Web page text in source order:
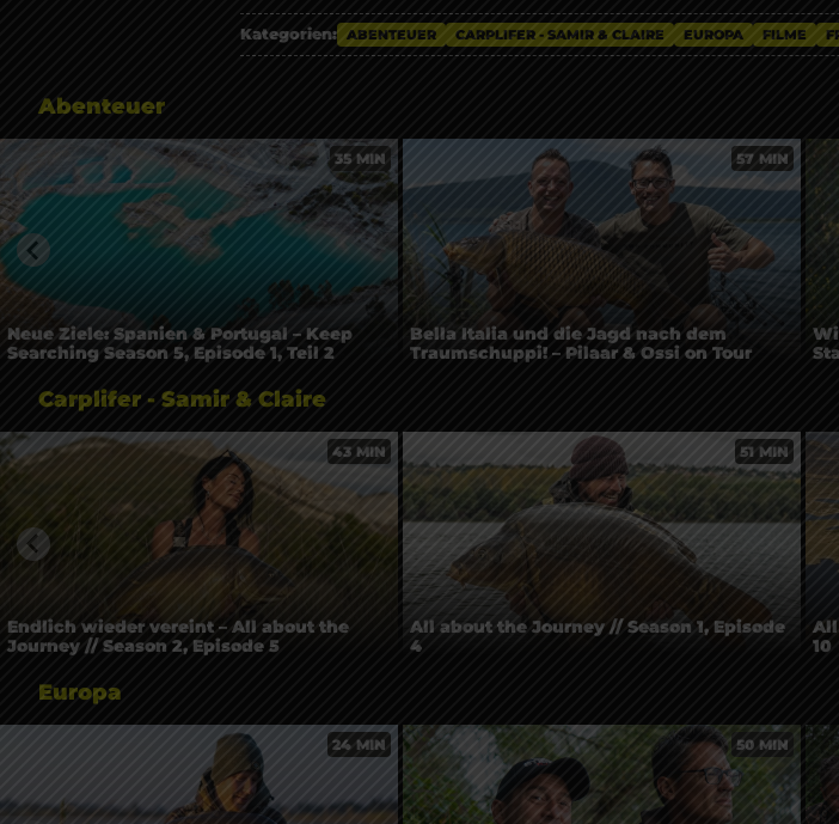
Kategorien: ABENTEUER CARPLIFER - SAMIR & CLAIRE EUROPA FILME
Abenteuer
35 MIN
Neue Ziele: Spanien & Portugal – Keep
Searching Season 5, Episode 1, Teil 2
57 MIN
Bella Italia und die Jagd nach dem
Traumschuppi! – Pilaar & Ossi on Tour
Carplifer - Samir & Claire
43 MIN
Endlich wieder vereint – All about the
Journey // Season 2, Episode 5
51 MIN
All about the Journey // Season 1, Episode
4
All
10
Europa
24 MIN 50 MIN